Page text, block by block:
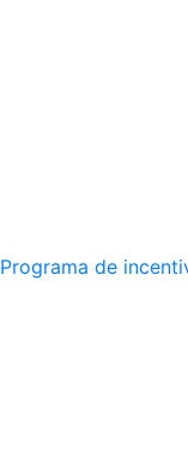
Programa de